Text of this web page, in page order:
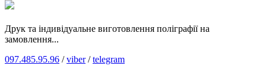
Друк та індивідуальне виготовлення поліграфії на
замовлення...
097.485.95.96 /viber/telegram